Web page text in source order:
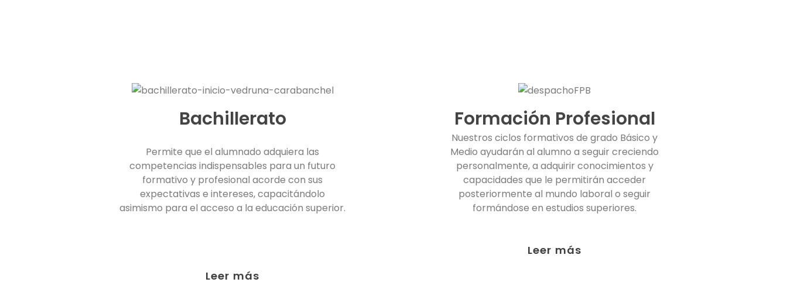
Bachillerato
Permite que el alumnado adquiera las
competencias indispensables para un futuro
formativo y profesional acorde con sus
expectativas e intereses, capacitándolo
asimismo para el acceso a la educación superior.
Leer más
Formación Profesional
Nuestros ciclos formativos de grado Básico y
Medio ayudarán al alumno a seguir creciendo
personalmente, a adquirir conocimientos y
capacidades que le permitirán acceder
posteriormente al mundo laboral o seguir
formándose en estudios superiores.
Leer más